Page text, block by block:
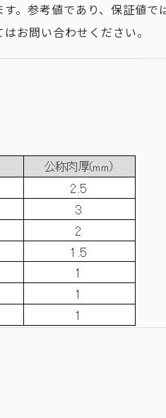
。参考値であり、保証値で
お問い合わせください。